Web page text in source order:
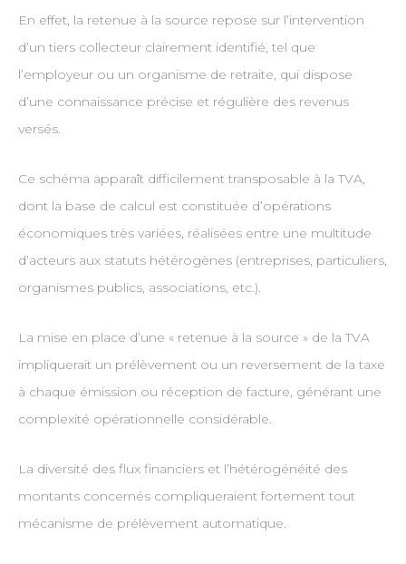
En effet, la retenue à la source repose sur l’intervention
d’un tiers collecteur clairement identifié, tel que
l’employeur ou un organisme de retraite, qui dispose
d’une connaissance précise et régulière des revenus
versés.
Ce schéma apparaît difficilement transposable à la TVA,
dont la base de calcul est constituée d’opérations
économiques très variées, réalisées entre une multitude
d’acteurs aux statuts hétérogènes (entreprises, particuliers,
organismes publics, associations, etc.).
La mise en place d’une « retenue à la source » de la TVA
impliquerait un prélèvement ou un reversement de la taxe
à chaque émission ou réception de facture, générant une
complexité opérationnelle considérable.
La diversité des flux financiers et l’hétérogénéité des
montants concernés compliqueraient fortement tout
mécanisme de prélèvement automatique.